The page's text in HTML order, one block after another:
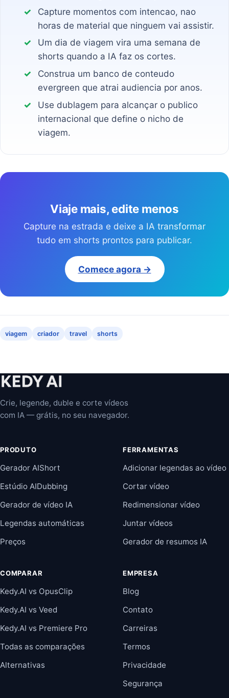
Capture momentos com intencao, nao
horas de material que ninguem vai assistir.
Um dia de viagem vira uma semana de
shorts quando a IA faz os cortes.
Construa um banco de conteudo
evergreen que atrai audiencia por anos.
Use dublagem para alcançar o publico
internacional que define o nicho de
viagem.
Viaje mais, edite menos
Capture na estrada e deixe a IA transformar
tudo em shorts prontos para publicar.
Comece agora →
viagem criador travel shorts
Crie, legende, duble e corte vídeos
com IA — grátis, no seu navegador.
PRODUTO
Gerador AIShort
Estúdio AIDubbing
Gerador de vídeo IA
Legendas automáticas
Preços
FERRAMENTAS
Adicionar legendas ao vídeo
Cortar vídeo
Redimensionar vídeo
Juntar vídeos
Gerador de resumos IA
COMPARAR
Kedy.AI vs OpusClip
Kedy.AI vs Veed
Kedy.AI vs Premiere Pro
Todas as comparações
Alternativas
EMPRESA
Blog
Contato
Carreiras
Termos
Privacidade
Segurança